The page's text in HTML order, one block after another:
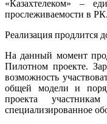
«Казахтелеком» –
прослеживаемости в РК.
Реализация продлится
На данный момент
Пилотном проекте.
возможность
общей модели и
проекта
специализированное